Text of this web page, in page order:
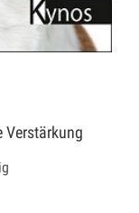
Verstärkung